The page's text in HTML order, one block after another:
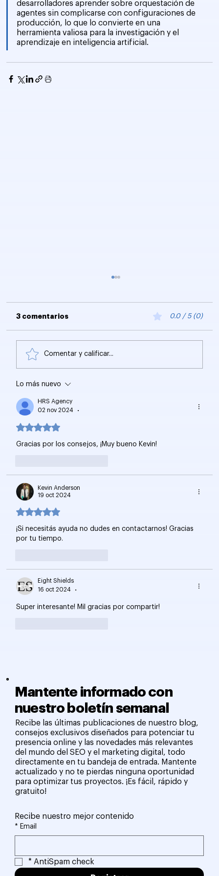
Mantente informado con
nuestro boletín semanal
Recibe las últimas publicaciones de nuestro blog,
consejos exclusivos diseñados para potenciar tu
presencia online y las novedades más relevantes
del mundo del SEO y el marketing digital, todo
directamente en tu bandeja de entrada. Mantente
actualizado y no te pierdas ninguna oportunidad
para optimizar tus proyectos. ¡Es fácil, rápido y
gratuito!
Recibe nuestro mejor contenido
* Email
* AntiSpam check
desarrolladores aprender sobre orquestación de
agentes sin complicarse con configuraciones de
producción, lo que lo convierte en una
herramienta valiosa para la investigación y el
aprendizaje en inteligencia artificial.
Automático y Creación de LLMs
3 comentarios 0.0 / 5 (0)
Comentar y calificar...
Lo más nuevo
HRS Agency
02 nov 2024
•
Obtuvo 5 de 5 estrellas.
Gracias por los consejos, ¡Muy bueno Kevin!
Kevin Anderson
19 oct 2024
Obtuvo 5 de 5 estrellas.
¡Si necesitás ayuda no dudes en contactarnos! Gracias
por tu tiempo.
Eight Shields
16 oct 2024
•
Super interesante! Mil gracias por compartir!